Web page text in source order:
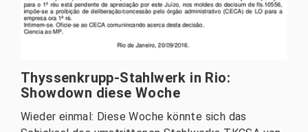
Thyssenkrupp-Stahlwerk in Rio:
Showdown diese Woche
Wieder einmal: Diese Woche könnte sich das